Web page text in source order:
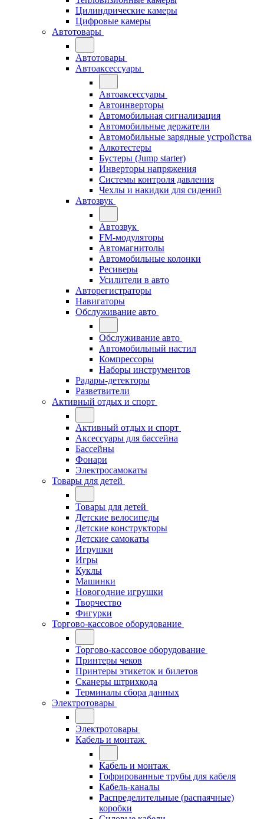
Цилиндрические камеры
Цифровые камеры
Автотовары
Автотовары
Автоаксессуары
Автоаксессуары
Автоинверторы
Автомобильная сигнализация
Автомобильные держатели
Автомобильные зарядные устройства
Алкотестеры
Бустеры (Jump starter)
Инверторы напряжения
Системы контроля давления
Чехлы и накидки для сидений
Автозвук
Автозвук
FM-модуляторы
Автомагнитолы
Автомобильные колонки
Ресиверы
Усилители в авто
Авторегистраторы
Навигаторы
Обслуживание авто
Обслуживание авто
Автомобильный настил
Компрессоры
Наборы инструментов
Радары-детекторы
Разветвители
Активный отдых и спорт
Активный отдых и спорт
Аксессуары для бассейна
Бассейны
Фонари
Электросамокаты
Товары для детей
Товары для детей
Детские велосипеды
Детские конструкторы
Детские самокаты
Игрушки
Игры
Куклы
Машинки
Новогодние игрушки
Творчество
Фигурки
Торгово-кассовое оборудование
Торгово-кассовое оборудование
Принтеры чеков
Принтеры этикеток и билетов
Сканеры штрихкода
Терминалы сбора данных
Электротовары
Электротовары
Кабель и монтаж
Кабель и монтаж
Гофрированные трубы для кабеля
Кабель-каналы
Распределительные (распаячные)
коробки